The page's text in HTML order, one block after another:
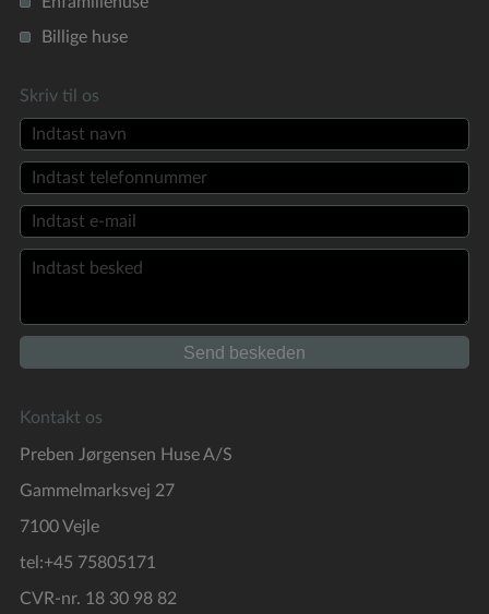
Billige huse
Skriv til os
Kontakt os
Preben Jørgensen Huse A/S
Gammelmarksvej 27
7100 Vejle
tel:+45 75805171
CVR-nr. 18 30 98 82